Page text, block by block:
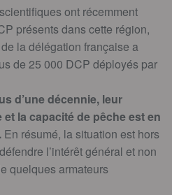
ont récemment
présents dans cette région,
la délégation française a
de 25 000 DCP déployés par
d’une décennie, leur
la capacité de pêche est en
En résumé, la situation est hors
l’intérêt général et non
quelques armateurs